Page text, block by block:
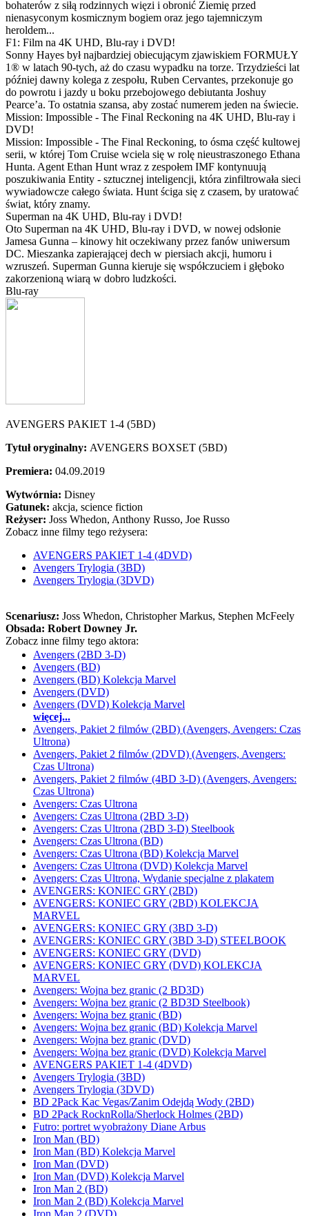
bohaterów z siłą rodzinnych więzi i obronić Ziemię przed
nienasyconym kosmicznym bogiem oraz jego tajemniczym
heroldem...
F1: Film na 4K UHD, Blu-ray i DVD!
Sonny Hayes był najbardziej obiecującym zjawiskiem FORMUŁY
1® w latach 90-tych, aż do czasu wypadku na torze. Trzydzieści lat
później dawny kolega z zespołu, Ruben Cervantes, przekonuje go
do powrotu i jazdy u boku przebojowego debiutanta Joshuy
Pearce’a. To ostatnia szansa, aby zostać numerem jeden na świecie.
Mission: Impossible - The Final Reckoning na 4K UHD, Blu-ray i
DVD!
Mission: Impossible - The Final Reckoning, to ósma część kultowej
serii, w której Tom Cruise wciela się w rolę nieustraszonego Ethana
Hunta. Agent Ethan Hunt wraz z zespołem IMF kontynuują
poszukiwania Entity - sztucznej inteligencji, która zinfiltrowała sieci
wywiadowcze całego świata. Hunt ściga się z czasem, by uratować
świat, który znamy.
Superman na 4K UHD, Blu-ray i DVD!
Oto Superman na 4K UHD, Blu-ray i DVD, w nowej odsłonie
Jamesa Gunna – kinowy hit oczekiwany przez fanów uniwersum
DC. Mieszanka zapierającej dech w piersiach akcji, humoru i
wzruszeń. Superman Gunna kieruje się współczuciem i głęboko
zakorzenioną wiarą w dobro ludzkości.
Blu-ray
AVENGERS PAKIET 1-4 (5BD)
Tytuł oryginalny: AVENGERS BOXSET (5BD)
Premiera: 04.09.2019
Wytwórnia: Disney
Gatunek: akcja, science fiction
Reżyser: Joss Whedon, Anthony Russo, Joe Russo
Zobacz inne filmy tego reżysera:
AVENGERS PAKIET 1-4 (4DVD)
Avengers Trylogia (3BD)
Avengers Trylogia (3DVD)
Scenariusz: Joss Whedon, Christopher Markus, Stephen McFeely
Obsada: Robert Downey Jr.
Zobacz inne filmy tego aktora:
Avengers (2BD 3-D)
Avengers (BD)
Avengers (BD) Kolekcja Marvel
Avengers (DVD)
Avengers (DVD) Kolekcja Marvel
więcej...
Avengers, Pakiet 2 filmów (2BD) (Avengers, Avengers: Czas
Ultrona)
Avengers, Pakiet 2 filmów (2DVD) (Avengers, Avengers:
Czas Ultrona)
Avengers, Pakiet 2 filmów (4BD 3-D) (Avengers, Avengers:
Czas Ultrona)
Avengers: Czas Ultrona
Avengers: Czas Ultrona (2BD 3-D)
Avengers: Czas Ultrona (2BD 3-D) Steelbook
Avengers: Czas Ultrona (BD)
Avengers: Czas Ultrona (BD) Kolekcja Marvel
Avengers: Czas Ultrona (DVD) Kolekcja Marvel
Avengers: Czas Ultrona, Wydanie specjalne z plakatem
AVENGERS: KONIEC GRY (2BD)
AVENGERS: KONIEC GRY (2BD) KOLEKCJA
MARVEL
AVENGERS: KONIEC GRY (3BD 3-D)
AVENGERS: KONIEC GRY (3BD 3-D) STEELBOOK
AVENGERS: KONIEC GRY (DVD)
AVENGERS: KONIEC GRY (DVD) KOLEKCJA
MARVEL
Avengers: Wojna bez granic (2 BD3D)
Avengers: Wojna bez granic (2 BD3D Steelbook)
Avengers: Wojna bez granic (BD)
Avengers: Wojna bez granic (BD) Kolekcja Marvel
Avengers: Wojna bez granic (DVD)
Avengers: Wojna bez granic (DVD) Kolekcja Marvel
AVENGERS PAKIET 1-4 (4DVD)
Avengers Trylogia (3BD)
Avengers Trylogia (3DVD)
BD 2Pack Kac Vegas/Zanim Odejdą Wody (2BD)
BD 2Pack RocknRolla/Sherlock Holmes (2BD)
Futro: portret wyobrażony Diane Arbus
Iron Man (BD)
Iron Man (BD) Kolekcja Marvel
Iron Man (DVD)
Iron Man (DVD) Kolekcja Marvel
Iron Man 2 (BD)
Iron Man 2 (BD) Kolekcja Marvel
Iron Man 2 (DVD)